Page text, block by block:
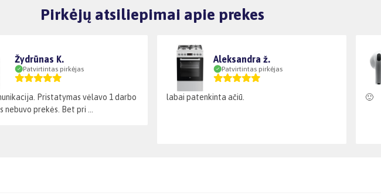
Pirkėjų atsiliepimai apie prekes
Žydrūnas K.
Patvirtintas pirkėjas
Pristatymas vėlavo 1 darbo
nebuvo prekės. Bet pri ...
Aleksandra ž.
Patvirtintas pirkėjas
labai patenkinta ačiū. 🙂